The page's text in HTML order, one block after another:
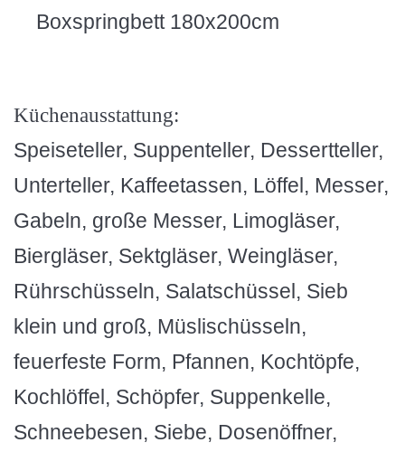
Boxspringbett 180x200cm
Küchenausstattung:
Speiseteller, Suppenteller, Dessertteller,
Unterteller, Kaffeetassen, Löffel, Messer,
Gabeln, große Messer, Limogläser,
Biergläser, Sektgläser, Weingläser,
Rührschüsseln, Salatschüssel, Sieb
klein und groß, Müslischüsseln,
feuerfeste Form, Pfannen, Kochtöpfe,
Kochlöffel, Schöpfer, Suppenkelle,
Schneebesen, Siebe, Dosenöffner,